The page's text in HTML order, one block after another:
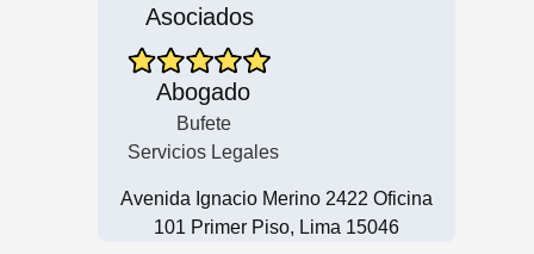
Abogado
Bufete
Servicios Legales
Avenida Ignacio Merino 2422 Oficina
101 Primer Piso, Lima 15046